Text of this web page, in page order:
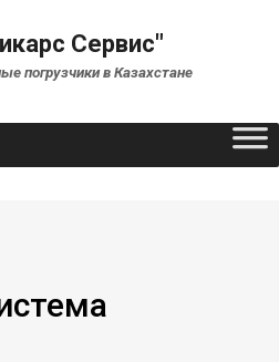
Сервис"
погрузчики в Казахстане